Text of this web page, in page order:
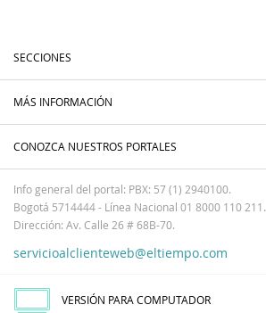
SECCIONES
MÁS INFORMACIÓN
CONOZCA NUESTROS PORTALES
Info general del portal: PBX: 57 (1) 2940100.
Bogotá 5714444 - Línea Nacional 01 8000 110 211.
Dirección: Av. Calle 26 # 68B-70.
servicioalclienteweb@eltiempo.com
VERSIÓN PARA COMPUTADOR